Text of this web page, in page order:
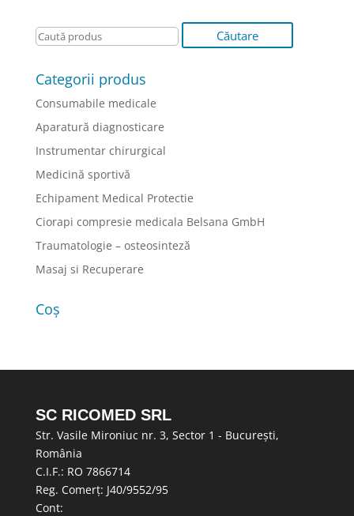
Categorii produs
Consumabile medicale
Aparatură diagnosticare
Instrumentar chirurgical
Medicină sportivă
Echipament Medical Protectie
Ciorapi compresie medicala Belsana GmbH
Traumatologie – osteosinteză
Masaj si Recuperare
Coș
SC RICOMED SRL
Str. Vasile Mironiuc nr. 3, Sector 1 - București,
România
C.I.F.: RO 7866714
Reg. Comerț: J40/9552/95
Cont: